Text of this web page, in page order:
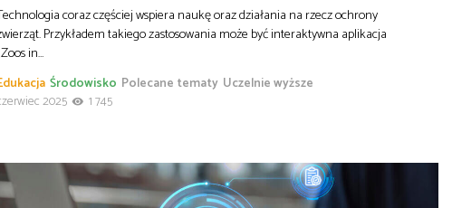
coraz częściej wspiera naukę oraz działania na rzecz ochrony
Przykładem takiego zastosowania może być interaktywna aplikacja
in…
Polecane tematy
Środowisko
Uczelnie wyższe
2025
1 745